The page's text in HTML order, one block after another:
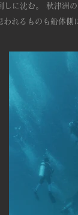
に沈む。 秋津洲
れるものも船体